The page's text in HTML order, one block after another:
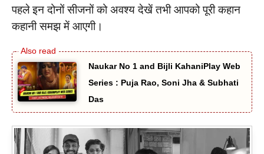
पहले इन दोनों सीजनों को अवश्य देखें तभी आपको पूरी कहान
कहानी समझ में आएगी।
Naukar No 1 and Bijli KahaniPlay Web
Series : Puja Rao, Soni Jha & Subhati
Das